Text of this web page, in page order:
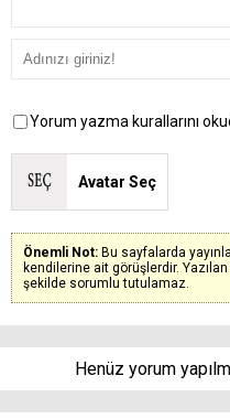
Yorum yazma kurallarını
Avatar Seç
Önemli Not: Bu sayfalarda
kendilerine ait görüşlerdir.
şekilde sorumlu tutulamaz.
Henüz yorum